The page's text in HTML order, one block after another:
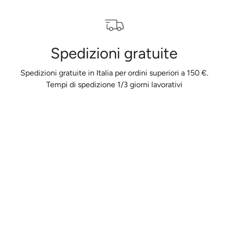
Spedizioni gratuite
Spedizioni gratuite in Italia per ordini superiori a 150 €.
Tempi di spedizione 1/3 giorni lavorativi